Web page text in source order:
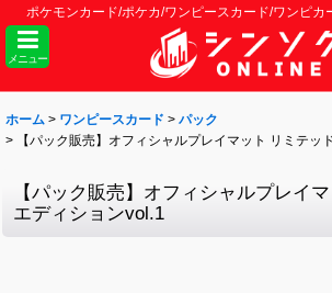
ポケモンカード/ポケカ/ワンピースカード/ワンピ
メニュー
ホーム > ワンピースカード > パック
>
【パック販売】オフィシャルプレイマット リミテッ
【パック販売】オフィシャルプレイ
エディションvol.1